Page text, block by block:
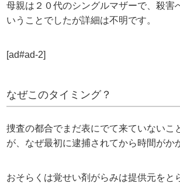
母親は２０代のシングルマザーで、殺害
いうことでしたが詳細は不明です。
[ad#ad-2]
なぜこのタイミング？
捜査の都合でまだ表にでて来ていないこ
が、なぜ最初に逮捕されてから時間がか
おそらくは覚せい剤がらみは提供元をと